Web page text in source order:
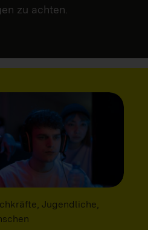
zu achten.
Jugendliche,